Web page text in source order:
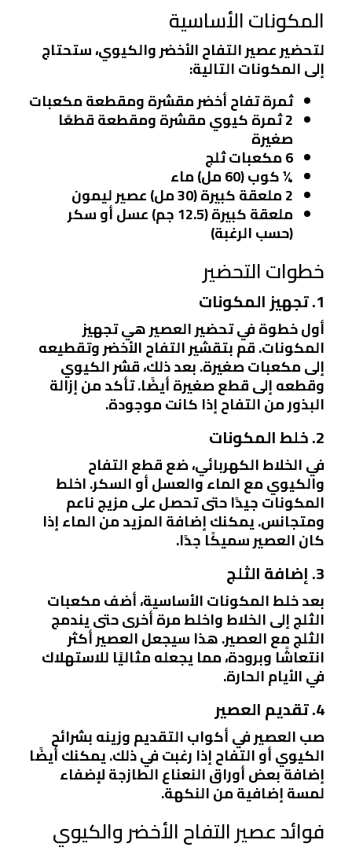
المكونات الأساسية
لتحضير عصير التفاح الأخضر والكيوي، ستحتاج
إلى المكونات التالية:
ثمرة تفاح أخضر مقشرة ومقطعة مكعبات
2 ثمرة كيوي مقشرة ومقطعة قطعًا
صغيرة
6 مكعبات ثلج
¼ كوب (60 مل) ماء
2 ملعقة كبيرة (30 مل) عصير ليمون
ملعقة كبيرة (12.5 جم) عسل أو سكر
(حسب الرغبة)
خطوات التحضير
1. تجهيز المكونات
أول خطوة في تحضير العصير هي تجهيز
المكونات. قم بتقشير التفاح الأخضر وتقطيعه
إلى مكعبات صغيرة. بعد ذلك، قشر الكيوي
وقطعه إلى قطع صغيرة أيضًا. تأكد من إزالة
البذور من التفاح إذا كانت موجودة.
2. خلط المكونات
في الخلاط الكهربائي، ضع قطع التفاح
والكيوي مع الماء والعسل أو السكر. اخلط
المكونات جيدًا حتى تحصل على مزيج ناعم
ومتجانس. يمكنك إضافة المزيد من الماء إذا
كان العصير سميكًا جدًا.
3. إضافة الثلج
بعد خلط المكونات الأساسية، أضف مكعبات
الثلج إلى الخلاط واخلط مرة أخرى حتى يندمج
الثلج مع العصير. هذا سيجعل العصير أكثر
انتعاشًا وبرودة، مما يجعله مثاليًا للاستهلاك
في الأيام الحارة.
4. تقديم العصير
صب العصير في أكواب التقديم وزينه بشرائح
الكيوي أو التفاح إذا رغبت في ذلك. يمكنك أيضًا
إضافة بعض أوراق النعناع الطازجة لإضفاء
لمسة إضافية من النكهة.
فوائد عصير التفاح الأخضر والكيوي